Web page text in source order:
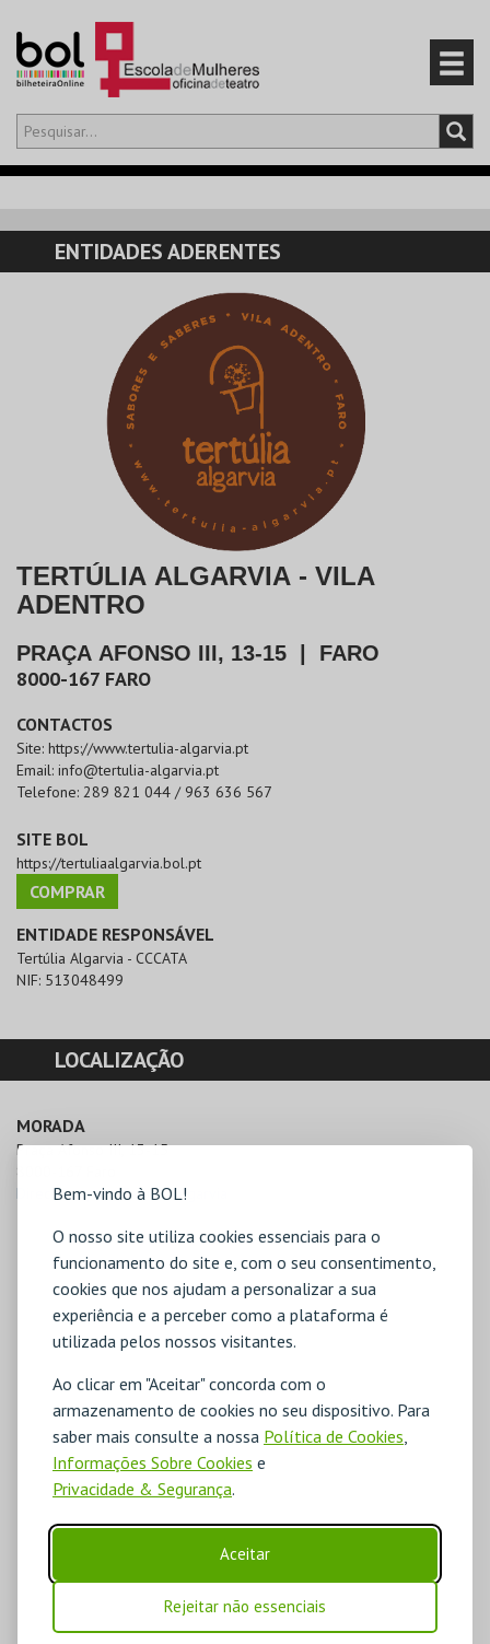
Bem-vindo à BOL!
O nosso site utiliza cookies essenciais para o
funcionamento do site e, com o seu consentimento,
cookies que nos ajudam a personalizar a sua
experiência e a perceber como a plataforma é
utilizada pelos nossos visitantes.
Ao clicar em "Aceitar" concorda com o
armazenamento de cookies no seu dispositivo. Para
saber mais consulte a nossa Política de Cookies
Informações Sobre Cookies e
Privacidade & Segurança.
Aceitar
Rejeitar não essenciais
Olá,iniciar sessão
CARRINHO
EVENTOS
PRODUTOS
ENTIDADES ADERENTES
TERTÚLIA ALGARVIA - VILA
ADENTRO
PRAÇA AFONSO III, 13-15 FARO
8000-167 FARO
CONTACTOS
Site: https://www.tertulia-algarvia.pt
Email: info@tertulia-algarvia.pt
Telefone: 289 821 044 / 963 636 567
SITE BOL
https://tertuliaalgarvia.bol.pt
COMPRAR
ENTIDADE RESPONSÁVEL
Tertúlia Algarvia - CCCATA
NIF: 513048499
LOCALIZAÇÃO
MORADA
Praça Afonso III, 13-15
Direcções para Tertúlia Algarvia